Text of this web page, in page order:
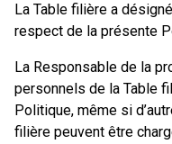
La Table filière a
respect de la présente
La Responsable de la
personnels de la Table
Politique, même si
filière peuvent être